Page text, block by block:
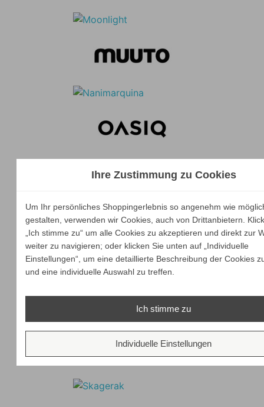
Ihre Zustimmung zu Cookies
Um Ihr persönliches Shoppingerlebnis so angenehm wie
gestalten, verwenden wir Cookies, auch von Drittanbietern.
„Ich stimme zu“ um alle Cookies zu akzeptieren und direkt zur
weiter zu navigieren; oder klicken Sie unten auf „Individuelle
Einstellungen“, um eine detaillierte Beschreibung der Cookies
und eine individuelle Auswahl zu treffen.
Ich stimme zu
Individuelle Einstellungen